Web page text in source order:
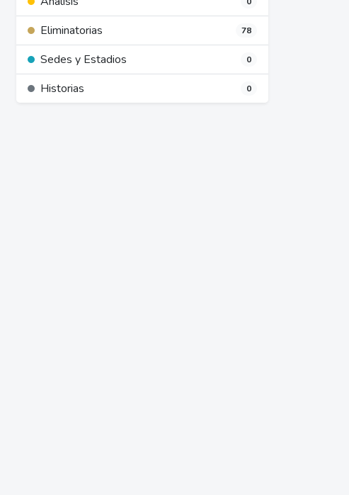
Eliminatorias 78
Sedes y Estadios 0
Historias 0